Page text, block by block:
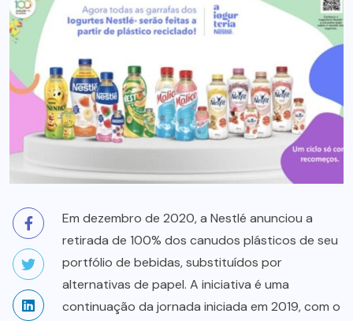
Em dezembro de 2020, a Nestlé anunciou a
retirada de 100% dos canudos plásticos de seu
portfólio de bebidas, substituídos por
alternativas de papel. A iniciativa é uma
continuação da jornada iniciada em 2019, com o